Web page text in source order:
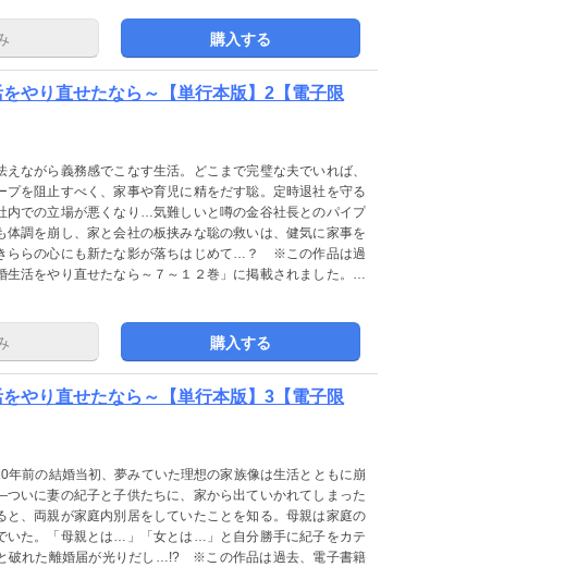
購入する
やり直せたなら～【単行本版】2【電子限
ながら義務感でこなす生活。どこまで完璧な夫でいれば、
を阻止すべく、家事や育児に精をだす聡。定時退社を守る
内での立場が悪くなり…気難しいと噂の金谷社長とのパイプ
調を崩し、家と会社の板挟みな聡の救いは、健気に家事を
ららの心にも新たな影が落ちはじめて…？ ※この作品は過
活をやり直せたなら～７～１２巻」に掲載されました。重
購入する
やり直せたなら～【単行本版】3【電子限
年前の結婚当初、夢みていた理想の家族像は生活とともに崩
いに妻の紀子と子供たちに、家から出ていかれてしまった
、両親が家庭内別居をしていたことを知る。母親は家庭の
いた。「母親とは…」「女とは…」と自分勝手に紀子をカテ
破れた離婚届が光りだし…!? ※この作品は過去、電子書籍